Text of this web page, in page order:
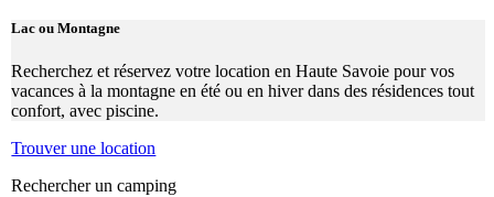
Lac ou Montagne
Recherchez et réservez votre location en Haute Savoie pour vos
vacances à la montagne en été ou en hiver dans des résidences tout
confort, avec piscine.
Trouver une location
Rechercher un camping